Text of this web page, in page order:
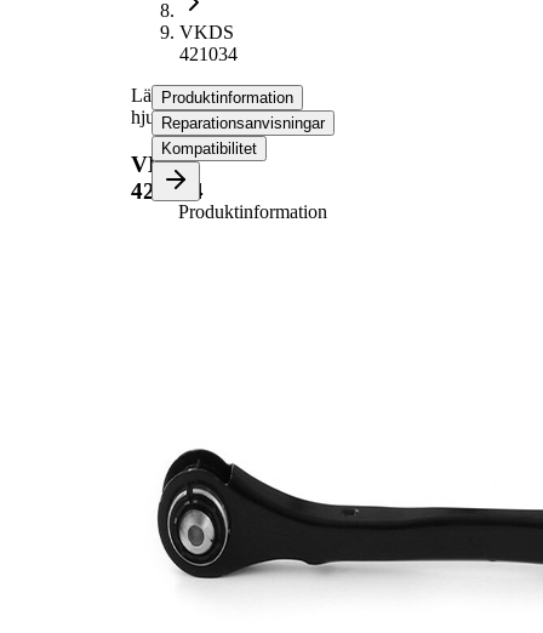
VKDS
421034
Länkarm,
hjulupphängning
VKDS
421034
Produktinformation
Reparationsanvisningar
Kompatibilitet
Produktinformation